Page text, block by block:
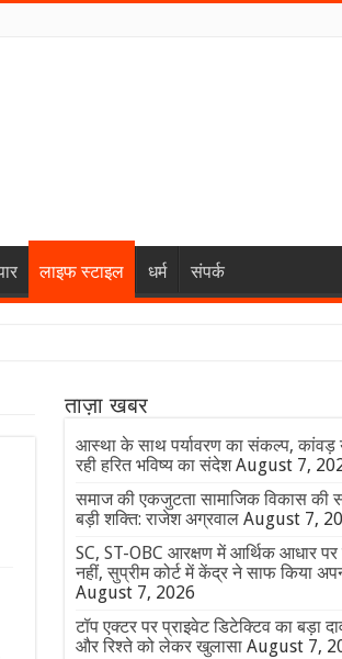
लाइफ स्टाइल धर्म संपर्क
ताज़ा खबर
आस्था के साथ पर्यावरण का संकल्प, कांवड़
रही हरित भविष्य का संदेश August 7,
समाज की एकजुटता सामाजिक विकास की
बड़ी शक्ति: राजेश अग्रवाल August 7,
SC, ST-OBC आरक्षण में आर्थिक आधार पर
नहीं, सुप्रीम कोर्ट में केंद्र ने साफ किया
August 7, 2026
टॉप एक्टर पर प्राइवेट डिटेक्टिव का बड़ा
और रिश्ते को लेकर खुलासा August 7,